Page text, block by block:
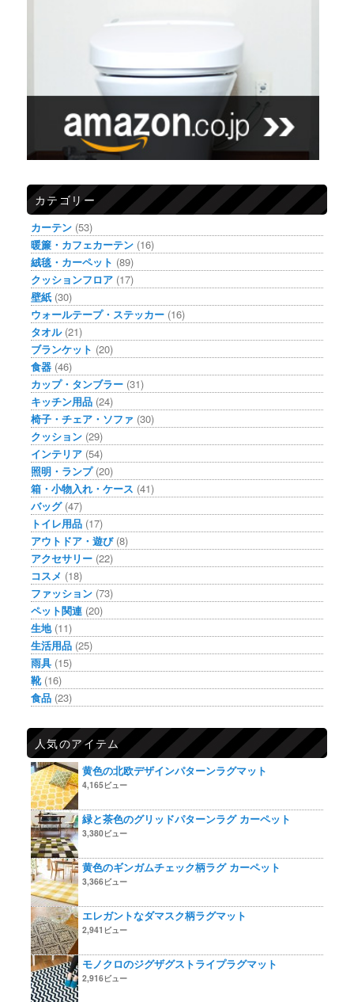
カテゴリー
カーテン (53)
暖簾・カフェカーテン (16)
絨毯・カーペット (89)
クッションフロア (17)
壁紙 (30)
ウォールテープ・ステッカー (16)
タオル(21)
ブランケット (20)
食器 (46)
カップ・タンブラー (31)
キッチン用品 (24)
椅子・チェア・ソファ (30)
クッション (29)
インテリア (54)
照明・ランプ(20)
箱・小物入れ・ケース (41)
バッグ(47)
トイレ用品 (17)
アウトドア・遊び(8)
アクセサリー (22)
コスメ (18)
ファッション (73)
ペット関連 (20)
生地(11)
生活用品 (25)
雨具 (15)
靴(16)
食品 (23)
人気のアイテム
黄色の北欧デザインパターンラグマット
4,165ビュー
緑と茶色のグリッドパターンラグ カーペット
3,380ビュー
黄色のギンガムチェック柄ラグ カーペット
3,366ビュー
エレガントなダマスク柄ラグマット
2,941ビュー
モノクロのジグザグストライプラグマット
2,916ビュー